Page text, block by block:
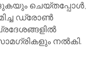
ചെയ്തപ്പോൾ,
ഡ്രോൺ
നൽകി.